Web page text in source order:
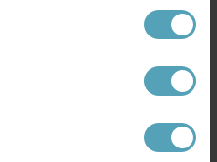
PRISMATCH